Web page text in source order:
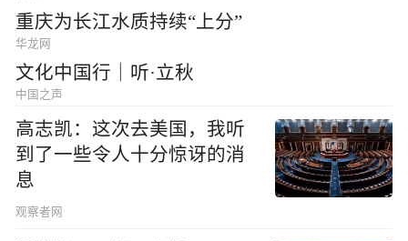
重庆为长江水质持续“上分”
华龙网
文化中国行｜听·立秋
中国之声
高志凯：这次去美国，我听
到了一些令人十分惊讶的消
息
观察者网